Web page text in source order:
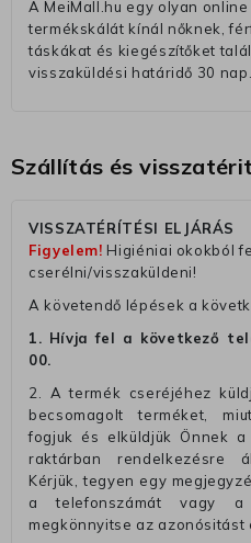
A MeiMall.hu egy olyan
termékskálát kínál nőknek,
táskákat és kiegészítőket
visszaküldési határidő 30 nap.
Szállítás és
VISSZATÉRÍTÉSI ELJÁRÁS
Figyelem! Higiéniai okokból
cserélni/visszaküldeni!
A követendő lépések a
1. Hívja fel a következő
00.
2. A termék cseréjéhez
becsomagolt terméket,
fogjuk és elküldjük Önnek
raktárban rendelkezésre
Kérjük, tegyen egy
a telefonszámát vagy a
megkönnyitse az azonósitást